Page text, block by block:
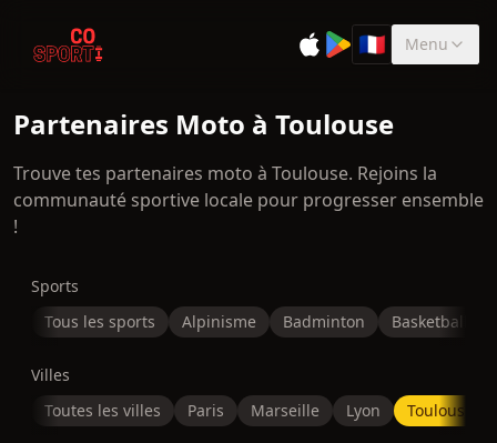
🇫🇷Sélectionner la
Menu
Partenaires Moto à Toulouse
Trouve tes partenaires moto à Toulouse. Rejoins la
communauté sportive locale pour progresser ensemble
!
Sports
Tous les sports
Alpinisme Badminton Basketball
Villes
Toutes les villes
Paris Marseille Lyon Toulouse